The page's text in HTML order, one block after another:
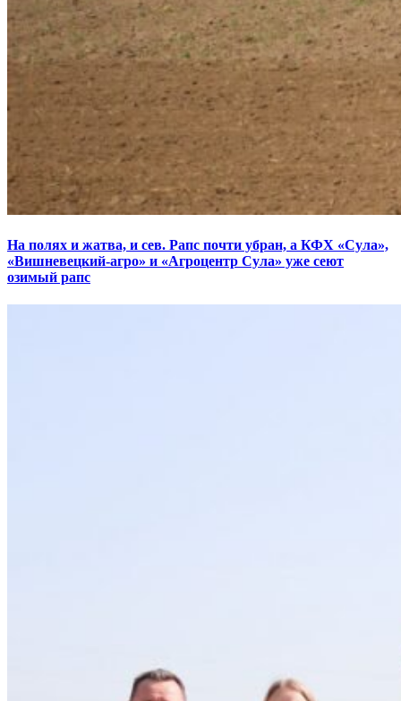
На полях и жатва, и сев. Рапс почти убран, а КФХ «Сула»,
«Вишневецкий-агро» и «Агроцентр Сула» уже сеют
озимый рапс